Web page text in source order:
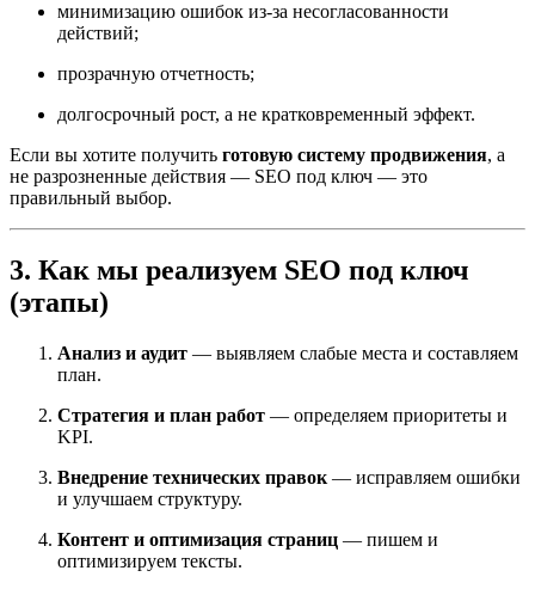
минимизацию ошибок из-за несогласованности
действий;
прозрачную отчетность;
долгосрочный рост, а не кратковременный эффект.
Если вы хотите получить готовую систему продвижения, а
не разрозненные действия — SEO под ключ — это
правильный выбор.
3. Как мы реализуем SEO под ключ
(этапы)
Анализ и аудит — выявляем слабые места и составляем
план.
Стратегия и план работ — определяем приоритеты и
KPI.
Внедрение технических правок — исправляем ошибки
и улучшаем структуру.
Контент и оптимизация страниц — пишем и
оптимизируем тексты.